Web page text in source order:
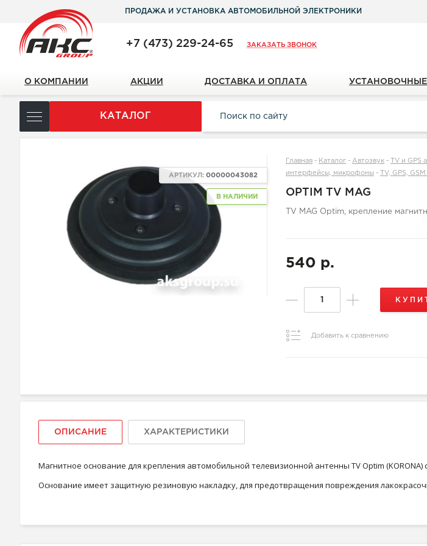
ПРОДАЖА И УСТАНОВКА АВТОМОБИЛЬНОЙ ЭЛЕКТРОНИКИ
+7 (473) 229-24-65 ЗАКАЗАТЬ ЗВОНОК
О КОМПАНИИ АКЦИИ ДОСТАВКА И ОПЛАТА УСТАНОВОЧНЫЕ
КАТАЛОГ
В НАЛИЧИИ
АРТИКУЛ:00000043082
Главная - Каталог -Автозвук -
TV и
интерфейсы, микрофоны - TV, GPS,
OPTIM TV MAG
TV MAG Optim, крепление
540 р.
Добавить к сравнению
ОПИСАНИЕ ХАРАКТЕРИСТИКИ
Магнитное основание для крепления автомобильной телевизионной антенны TV Optim
Основание имеет защитную резиновую накладку, для предотвращения повреждения